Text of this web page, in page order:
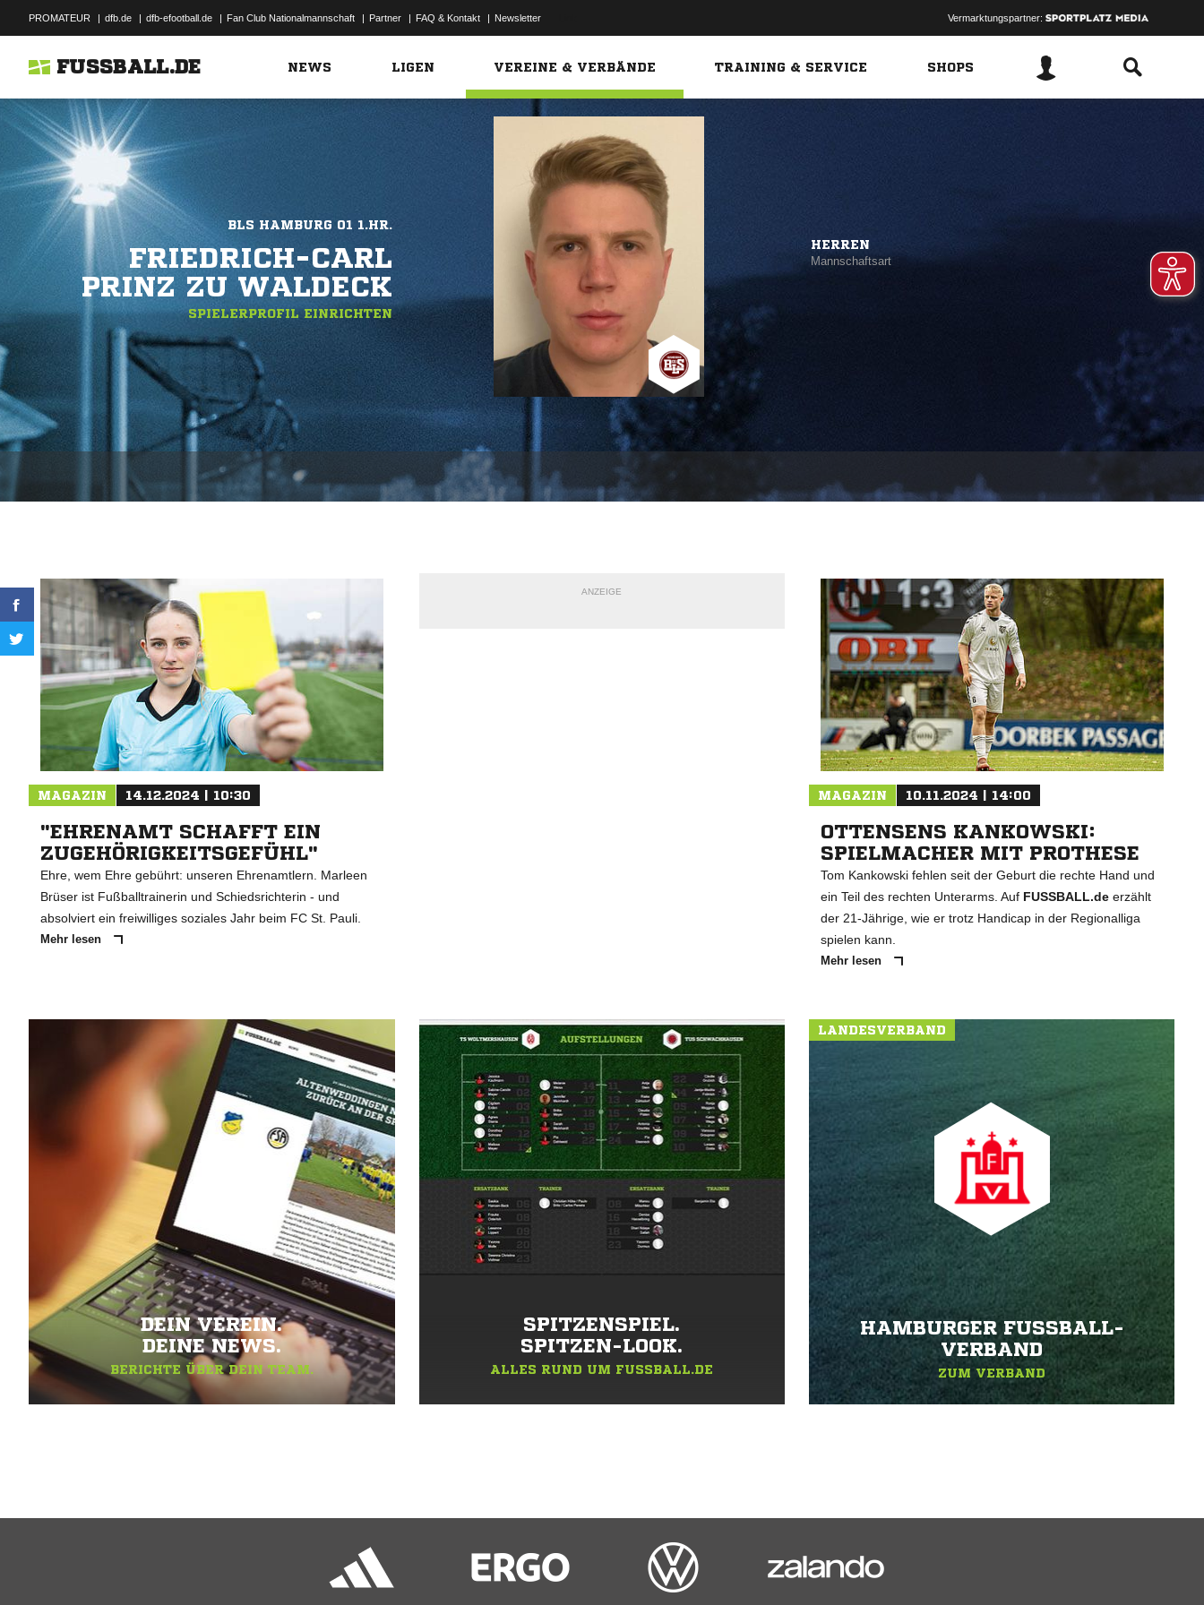
PROMATEUR | dfb.de | dfb-efootball.de | Fan Club Nationalmannschaft | Partner | FAQ & Kontakt | Newsletter Vermarktungspartner:
FUSSBALL.DE NEWS LIGEN VEREINE & VERBÄNDE TRAINING & SERVICE SHOPS
BLS HAMBURG 01 1.HR.
FRIEDRICH-CARL
PRINZ ZU WALDECK
SPIELERPROFIL EINRICHTEN
HERREN
Mannschaftsart
MAGAZIN 14.12.2024 | 10:30
"EHRENAMT SCHAFFT EIN
ZUGEHÖRIGKEITSGEFÜHL"
Ehre, wem Ehre gebührt: unseren Ehrenamtlern. Marleen
Brüser ist Fußballtrainerin und Schiedsrichterin - und
absolviert ein freiwilliges soziales Jahr beim FC St. Pauli.
Mehr lesen
ANZEIGE
MAGAZIN 10.11.2024 | 14:00
OTTENSENS KANKOWSKI:
SPIELMACHER MIT PROTHESE
Tom Kankowski fehlen seit der Geburt die rechte Hand und
ein Teil des rechten Unterarms. Auf FUSSBALL.de erzählt
der 21-Jährige, wie er trotz Handicap in der Regionalliga
spielen kann.
Mehr lesen
DEIN VEREIN.
DEINE NEWS.
BERICHTE ÜBER DEIN TEAM.
SPITZENSPIEL.
SPITZEN-LOOK.
ALLES RUND UM FUSSBALL.DE
LANDESVERBAND
HAMBURGER FUSSBALL-V
ERBAND
ZUM VERBAND